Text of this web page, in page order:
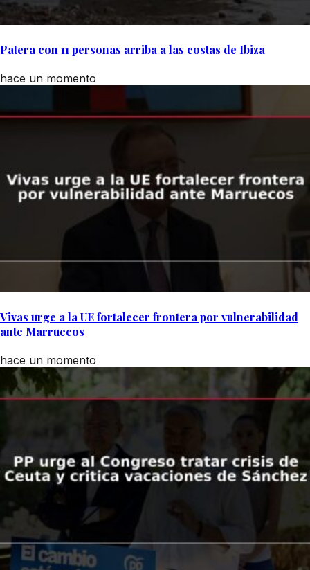
Patera con 11 personas arriba a las costas de Ibiza
hace un momento
Vivas urge a la UE fortalecer frontera por vulnerabilidad
ante Marruecos
hace un momento